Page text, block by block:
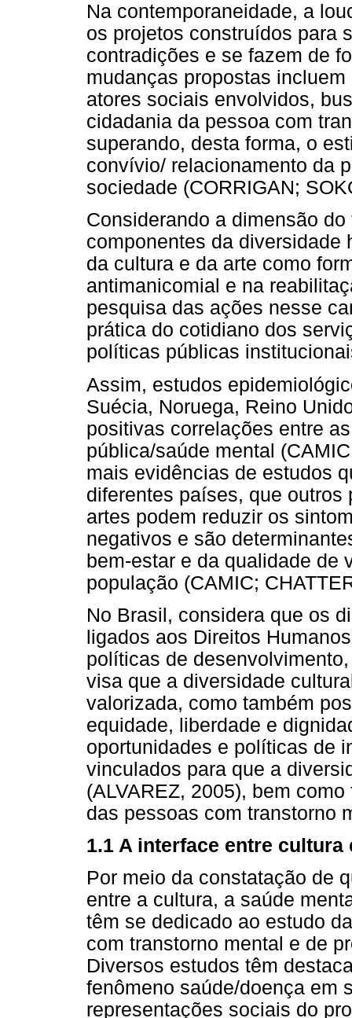
Na contemporaneidade, a
os projetos construídos para
contradições e se fazem de
mudanças propostas
atores sociais envolvidos,
cidadania da pessoa com
superando, desta forma, o
convívio/ relacionamento da
sociedade (CORRIGAN;
Considerando a dimensão
componentes da diversidade
da cultura e da arte como
antimanicomial e na
pesquisa das ações nesse
prática do cotidiano dos
políticas públicas
Assim, estudos
Suécia, Noruega, Reino
positivas correlações entre
pública/saúde mental
mais evidências de estudos
diferentes países, que
artes podem reduzir os
negativos e são
bem-estar e da qualidade de
população (CAMIC;
No Brasil, considera que os
ligados aos Direitos
políticas de
visa que a diversidade
valorizada, como também
equidade, liberdade e
oportunidades e políticas de
vinculados para que a
(ALVAREZ, 2005), bem
das pessoas com transtorno
1.1 A interface entre
Por meio da constatação de
entre a cultura, a saúde
têm se dedicado ao estudo
com transtorno mental e de
Diversos estudos têm
fenômeno saúde/doença em
representações sociais do